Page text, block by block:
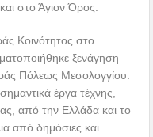
στο Άγιον Όρος.
Κοινότητος στο
ξενάγηση
Πόλεως Μεσολογγίου:
έργα τέχνης,
από την Ελλάδα και το
από δημόσιες και